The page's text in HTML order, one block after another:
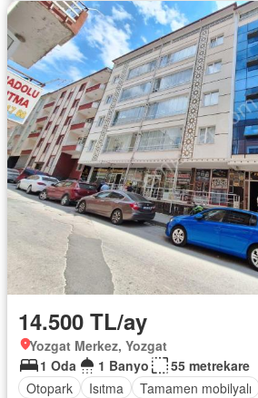
14.500 TL/ay
Yozgat Merkez, Yozgat
1 Oda
1 Banyo
55 metrekare
Otopark
Isıtma Tamamen mobilyalı